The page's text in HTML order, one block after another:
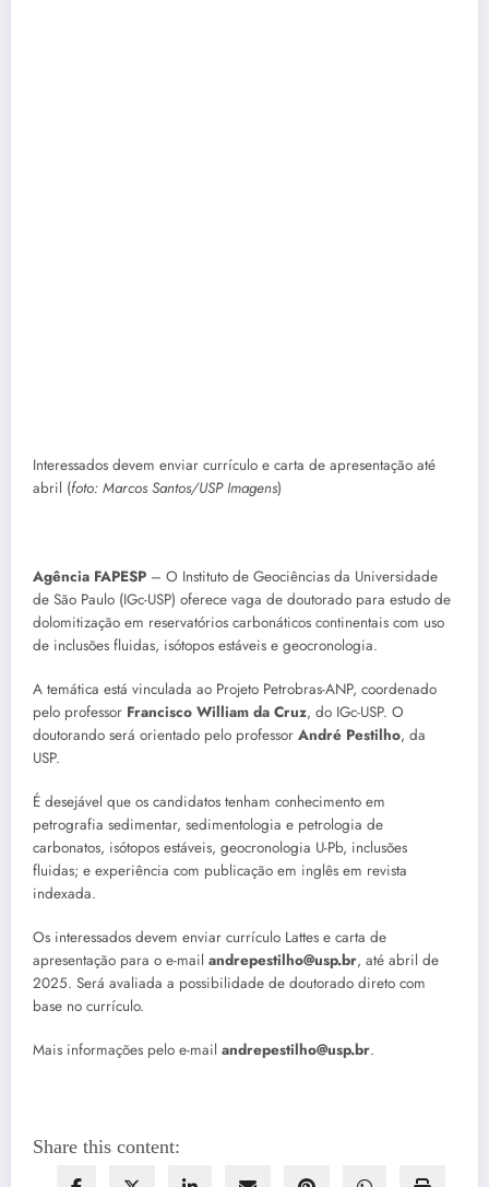
Interessados devem enviar currículo e carta de apresentação até
abril (foto: Marcos Santos/USP Imagens)
Agência FAPESP – O Instituto de Geociências da Universidade
de São Paulo (IGc-USP) oferece vaga de doutorado para estudo de
dolomitização em reservatórios carbonáticos continentais com uso
de inclusões fluidas, isótopos estáveis e geocronologia.
A temática está vinculada ao Projeto Petrobras-ANP, coordenado
pelo professor Francisco William da Cruz, do IGc-USP. O
doutorando será orientado pelo professor André Pestilho, da
USP.
É desejável que os candidatos tenham conhecimento em
petrografia sedimentar, sedimentologia e petrologia de
carbonatos, isótopos estáveis, geocronologia U-Pb, inclusões
fluidas; e experiência com publicação em inglês em revista
indexada.
Os interessados devem enviar currículo Lattes e carta de
apresentação para o e-mail andrepestilho@usp.br, até abril de
2025. Será avaliada a possibilidade de doutorado direto com
base no currículo.
Mais informações pelo e-mail andrepestilho@usp.br.
Share this content: